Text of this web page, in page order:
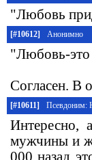
"Любовь
[#10612] Анонимно
"Любовь-это
Согласен. В
[#10611] Псевдоним:
Интересно,
мужчины и
000 назад